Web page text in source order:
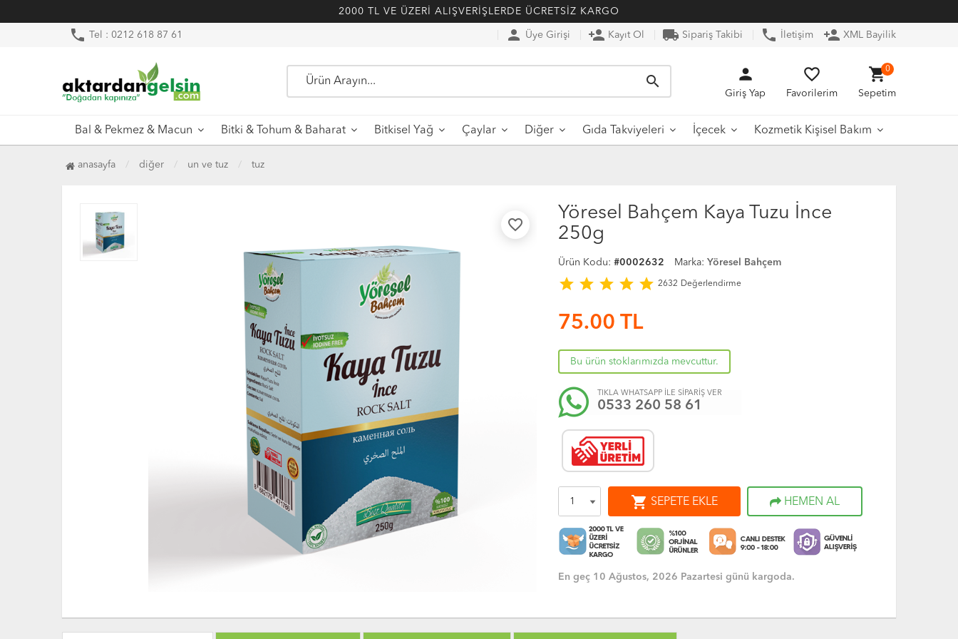
2000 TL VE ÜZERİ ALIŞVERİŞLERDE ÜCRETSİZ KARGO
phone Tel : 0212 618 87 61 person Üye Girişi person_add Kayıt Ol local_shipping Sipariş Takibi phone İletişim person_add XML Bayilik
search person
Giriş Yap
favorite_border
Favorilerim
shopping_cart
Sepetim
0
Bal & Pekmez & Macun Bitki & Tohum & Baharat Bitkisel Yağ Çaylar Diğer Gıda Takviyeleri İçecek Kozmetik Kişisel Bakım
anasayfa diğer un ve tuz tuz
favorite_border
Yöresel Bahçem Kaya Tuzu İnce
250g
Ürün Kodu: #0002632 Marka: Yöresel Bahçem
star star star star star 2632 Değerlendirme
75.00 TL
Bu ürün stoklarımızda mevcuttur.
TIKLA WHATSAPP İLE SİPARİŞ VER
0533 260 58 61
shopping_cart SEPETE EKLE HEMEN AL
En geç 10 Ağustos, 2026 Pazartesi günü kargoda.